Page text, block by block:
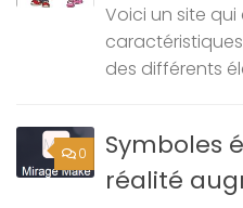
Voici un site qui
des différents
0
Symboles
réalité